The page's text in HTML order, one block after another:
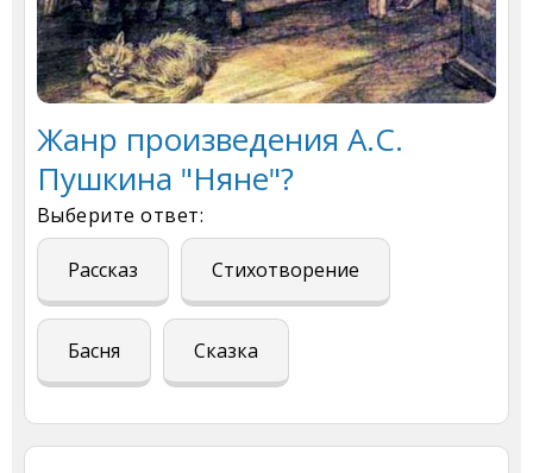
Жанр произведения А.С.
Пушкина "Няне"?
Выберите ответ:
Рассказ Стихотворение
Басня Сказка